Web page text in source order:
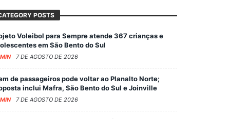
POSTS
Voleibol para Sempre atende 367 crianças e
em São Bento do Sul
7 DE AGOSTO DE 2026
de passageiros pode voltar ao Planalto Norte;
inclui Mafra, São Bento do Sul e Joinville
7 DE AGOSTO DE 2026